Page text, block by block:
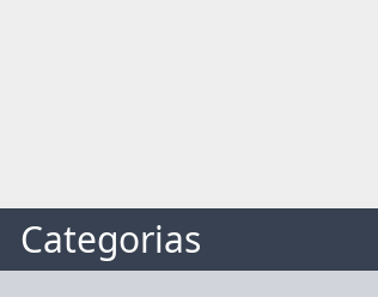
Categorias